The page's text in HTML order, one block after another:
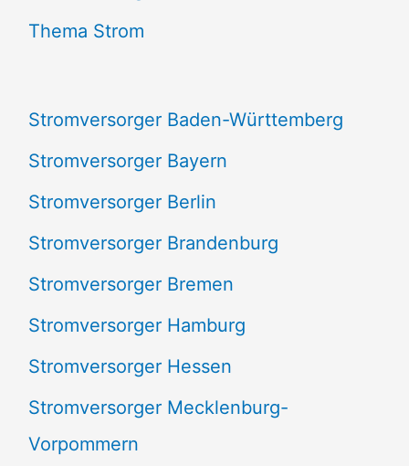
n
h
:
Thema Strom
Stromversorger Baden-Württemberg
Stromversorger Bayern
Stromversorger Berlin
Stromversorger Brandenburg
Stromversorger Bremen
Stromversorger Hamburg
Stromversorger Hessen
Stromversorger Mecklenburg-
Vorpommern